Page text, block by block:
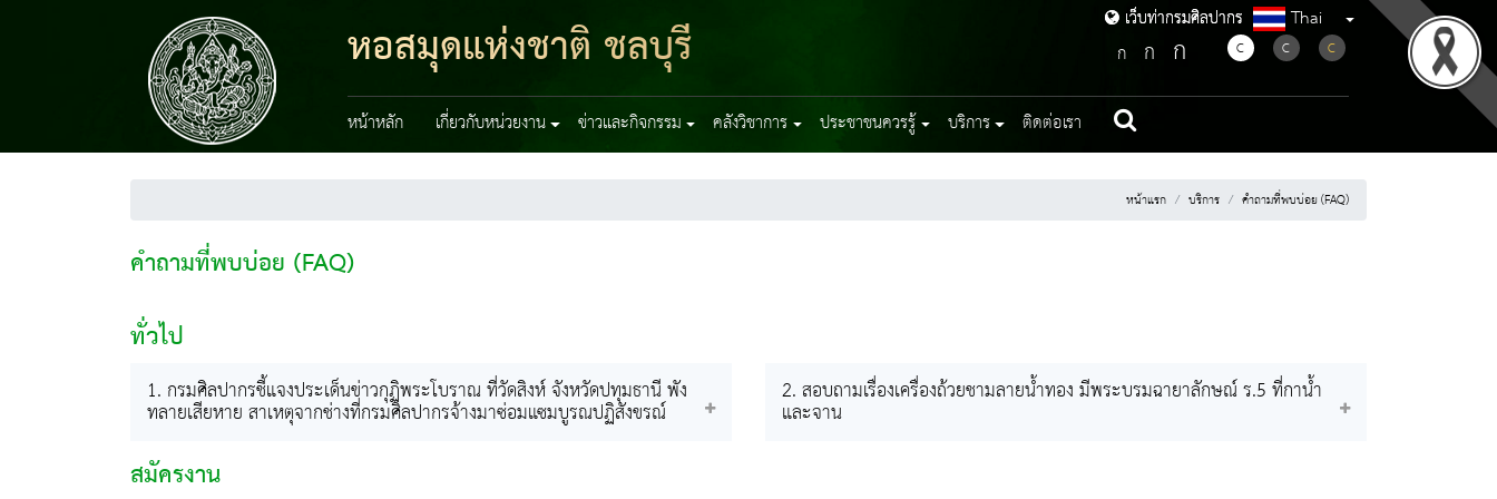
เว็บท่ากรมศิลปากร
หอสมุดแห่งชาติ ชลบุรี เว็บท่ากรมศิลปากร Thai
ก ก ก C C C
หน้าหลัก เกี่ยวกับหน่วยงาน ข่าวและกิจกรรม คลังวิชาการ ประชาชนควรรู้ บริการ ติดต่อเรา
หน้าแรก บริการ คำถามที่พบบ่อย (FAQ)
คำถามที่พบบ่อย (FAQ)
ทั่วไป
1. กรมศิลปากรชี้แจงประเด็นข่าวกุฏิพระโบราณ ที่วัดสิงห์ จังหวัดปทุมธานี พัง
ทลายเสียหาย สาเหตุจากช่างที่กรมศิลปากรจ้างมาซ่อมแซมบูรณปฏิสังขรณ์
2. สอบถามเรื่องเครื่องถ้วยชามลายน้ำทอง มีพระบรมฉายาลักษณ์ ร.5 ที่กาน้ำ
และจาน
สมัครงาน